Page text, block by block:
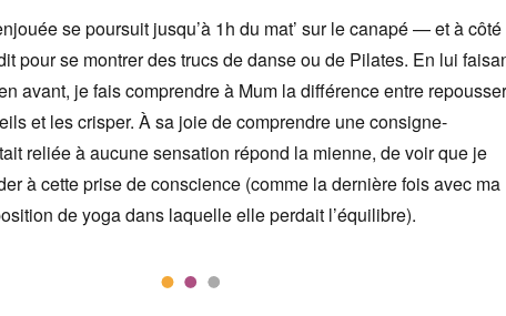
se poursuit jusqu’à 1h du mat’ sur le canapé — et à côté
pour se montrer des trucs de danse ou de Pilates. En lui
avant, je fais comprendre à Mum la différence entre repousser
et les crisper. À sa joie de comprendre une consigne-
reliée à aucune sensation répond la mienne, de voir que je
à cette prise de conscience (comme la dernière fois avec ma
de yoga dans laquelle elle perdait l’équilibre).